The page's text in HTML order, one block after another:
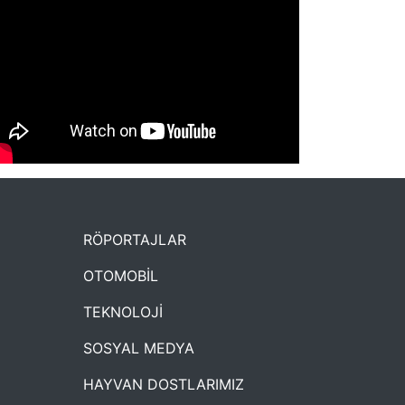
2. Yaş Kutlama Etkinliği
RÖPORTAJLAR
OTOMOBİL
TEKNOLOJİ
SOSYAL MEDYA
HAYVAN DOSTLARIMIZ